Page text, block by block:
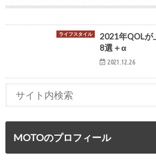
ライフスタイル
2021年QOLが
8選＋α
2021.12.26
MOTOのプロフィール